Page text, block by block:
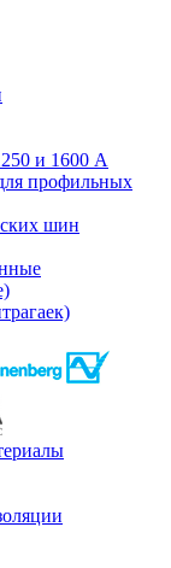
и 1600 А
профильных
шин